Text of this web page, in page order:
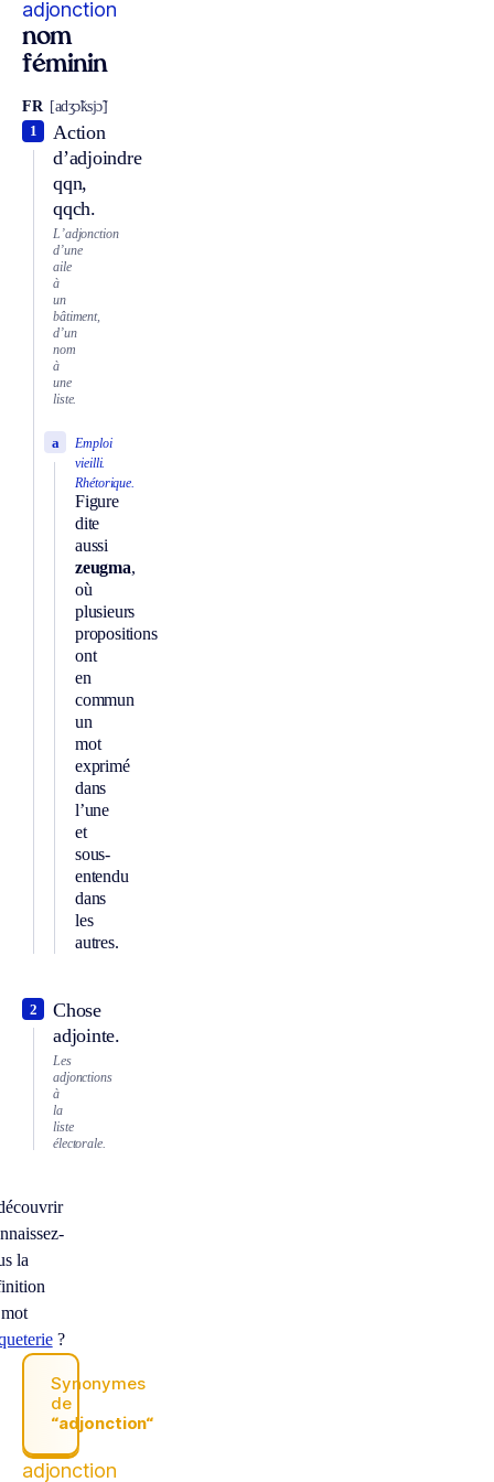
adjonction
nom
féminin
FR [adʒɔ̃ksjɔ̃]
Action
d’adjoindre
qqn,
qqch.
1
L’adjonction
d’une
aile
à
un
bâtiment,
d’un
nom
à
une
liste.
Emploi
vieilli.
Rhétorique.
Figure
dite
aussi
zeugma,
où
plusieurs
propositions
ont
en
commun
un
mot
exprimé
dans
l’une
et
sous-
entendu
dans
les
autres.
a
Chose
adjointe.
2
Les
adjonctions
à
la
liste
électorale.
la
?
Synonymes
de
“adjonction“
adjonction